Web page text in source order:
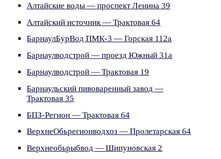
Алтайские воды — проспект Ленина 39
Алтайский источник — Трактовая 64
БарнаулБурВод ПМК-3 — Горская 112а
Барнаулводстрой — проезд Южный 31а
Барнаулводстрой — Трактовая 19
Барнаульский пивоваренный завод —
Трактовая 35
БПЗ-Регион — Трактовая 64
ВерхнеОбьрегионводхоз — Пролетарская 64
Верхнеобьрыбвод — Шипуновская 2